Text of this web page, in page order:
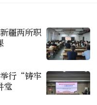
疆两所职
行“铸牢
堂